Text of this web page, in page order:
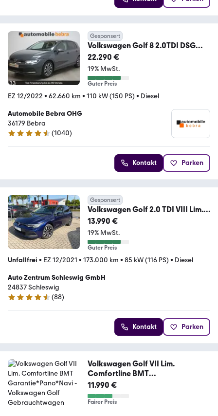
Gesponsert
Volkswagen Golf 8 2.0TDI DSG
Active Virtual AHK Pano Navi
22.290 €
19% MwSt.
Guter Preis
EZ 12/2022 • 62.660 km • 110 kW (150 PS) • Diesel
Automobile Bebra OHG
36179 Bebra
4.5 Sterne
(1040)
Kontakt Parken
Gesponsert
Volkswagen Golf 2.0 TDI VIII Lim.
Active ACC Kamera LED SHZ
13.990 €
19% MwSt.
Guter Preis
Unfallfrei • EZ 12/2021 • 173.000 km • 85 kW (116 PS) • Diesel
Auto Zentrum Schleswig GmbH
24837 Schleswig
4.7 Sterne
(88)
Kontakt Parken
Volkswagen Golf VII Lim.
Comfortline BMT
Garantie*Pano*Navi
11.990 €
Fairer Preis